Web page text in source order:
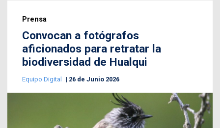
Prensa
Convocan a fotógrafos
aficionados para retratar la
biodiversidad de Hualqui
Equipo Digital 26 de Junio 2026